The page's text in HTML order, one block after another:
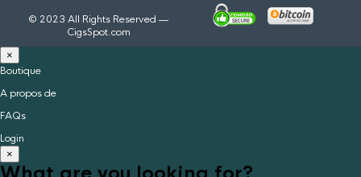
© 2023 All Rights Reserved —
CigsSpot.com
×
Boutique
A propos de
FAQs
Login
×